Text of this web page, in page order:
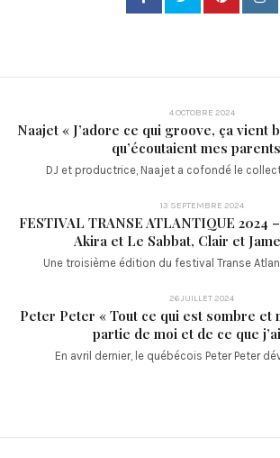
4 OCTOBRE 2024
Naajet « J’adore ce qui groove, ça vient
qu’écoutaient mes
DJ et productrice, Naajet a cofondé le
13 SEPTEMBRE 2024
FESTIVAL TRANSE ATLANTIQUE 2024
Akira et Le Sabbat, Clair et
Une troisième édition du festival Transe
26 JUILLET 2024
Peter Peter « Tout ce qui est sombre et
partie de moi et de ce que
En avril dernier, le québécois Peter Peter